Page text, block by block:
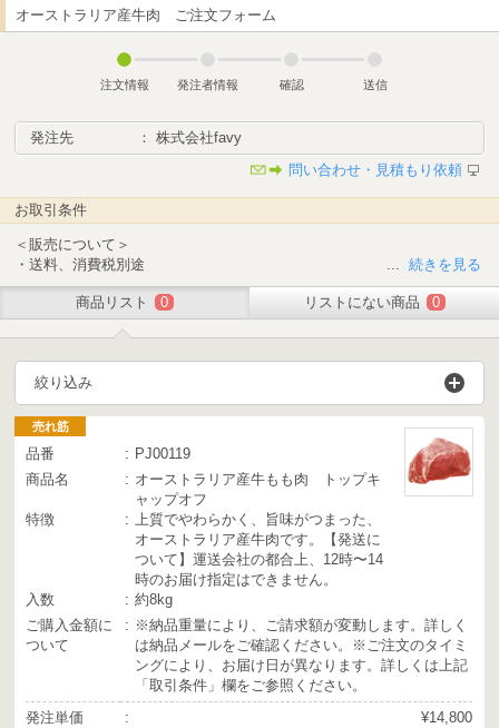
オーストラリア産牛肉 ご注文フォーム
注文情報 発注者情報 確認 送信
発注先
： 株式会社favy
問い合わせ・見積もり依頼
お取引条件
＜販売について＞
・送料、消費税別途
・お支払い：ご請求書払い
※納品毎に重量が変わるため、ご請求額は納品メールにてご確認くださ
い。
＜対象地域について＞
全国
＜発送について＞
・月・木・金曜 11:00までのご注文・・・翌日出荷
・月曜 11:00以降のご注文・・・木曜出荷
・火曜中のご注文・・・木曜出荷
・木・金曜 11:00以降のご注文・・・2日後出荷
・水・土・日曜のご注文・・・2日後出荷
※お届け時間・発送場所変更はできません。
※交通事情によるトラブルの際はご容赦ください。
＜商品発送元＞
株式会社フードタクティクス
... 続きを見る
商品リスト 0 リストにない商品 0
絞り込み
売れ筋
品番
PJ00119
商品名
オーストラリア産牛もも肉 トップキ
ャップオフ
特徴
上質でやわらかく、旨味がつまった、
オーストラリア産牛肉です。【発送に
ついて】運送会社の都合上、12時〜14
時のお届け指定はできません。
入数
約8kg
ご購入金額に
ついて
※納品重量により、ご請求額が変動します。詳しく
は納品メールをご確認ください。※ご注文のタイミ
ングにより、お届け日が異なります。詳しくは上記
「取引条件」欄をご参照ください。
発注単価
¥14,800